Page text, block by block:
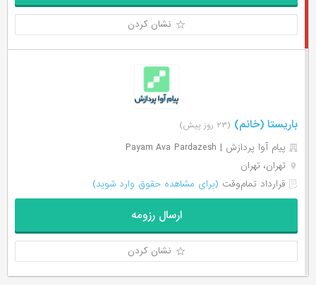
نشان کردن
باریستا (خانم) (۲۳ روز پیش)
پیام آوا پردازش | Payam Ava Pardazesh
تهران، تهران
قرارداد تمام‌وقت (برای مشاهده حقوق وارد شوید)
ارسال رزومه
نشان کردن